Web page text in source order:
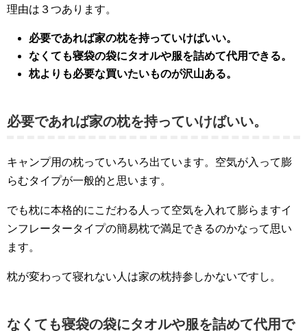
理由は３つあります。
必要であれば家の枕を持っていけばいい。
なくても寝袋の袋にタオルや服を詰めて代用できる。
枕よりも必要な買いたいものが沢山ある。
必要であれば家の枕を持っていけばいい。
キャンプ用の枕っていろいろ出ています。空気が入って膨
らむタイプが一般的と思います。
でも枕に本格的にこだわる人って空気を入れて膨らますイ
ンフレータータイプの簡易枕で満足できるのかなって思い
ます。
枕が変わって寝れない人は家の枕持参しかないですし。
なくても寝袋の袋にタオルや服を詰めて代用で